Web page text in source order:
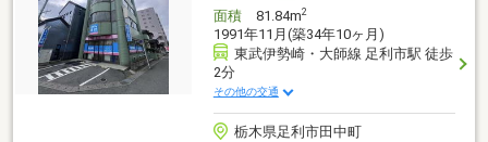
面積81.84m2
1991年11月(築34年10ヶ月)
東武伊勢崎・大師線 足利市駅 徒歩
2分
その他の交通
栃木県足利市田中町